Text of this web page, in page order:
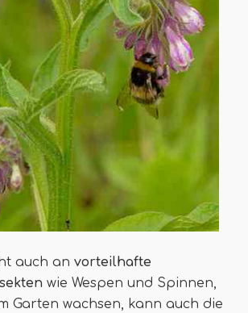
auch an vorteilhafte
wie Wespen und Spinnen,
Garten wachsen, kann auch die